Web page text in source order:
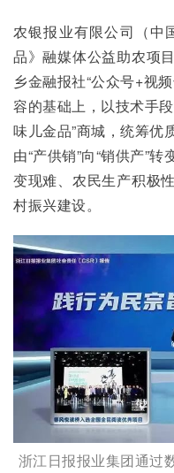
农银报业有限公司（中
品》融媒体公益助农项
乡金融报社“公众号+视
容的基础上，以技术手
味儿金品”商城，统筹优
由“产供销”向“销供产”
变现难、农民生产积极
村振兴建设。
浙江日报报业集团通过